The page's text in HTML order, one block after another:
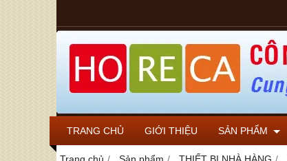
TRANG CHỦ GIỚI THIỆU SẢN PHẨM